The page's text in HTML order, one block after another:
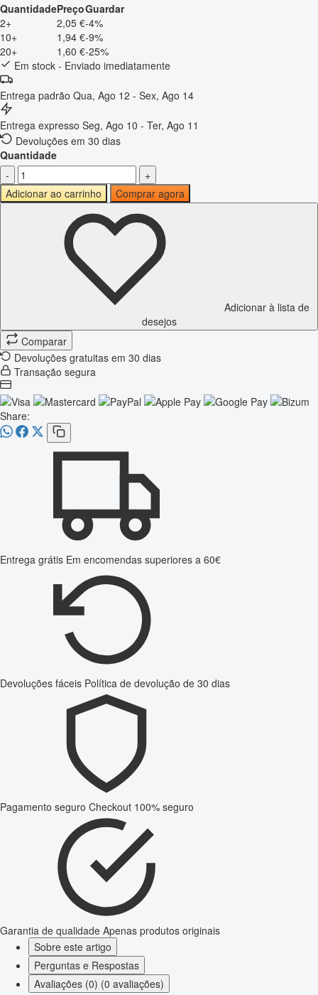
QuantidadePreçoGuardar
2+
2,05 €-4%
10+
1,94 €-9%
20+
1,60 €-25%
Em stock - Enviado imediatamente
Entrega padrão Qua, Ago 12 - Sex, Ago 14
Entrega expresso Seg, Ago 10 - Ter, Ago 11
Devoluções em 30 dias
Quantidade
-
+
Adicionar ao carrinho
Comprar agora
Adicionar à lista de
desejos
Comparar
Devoluções gratuitas em 30 dias
Transação segura
Share:
Entrega grátis Em encomendas superiores a 60€
Devoluções fáceis Política de devolução de 30 dias
Pagamento seguro Checkout 100% seguro
Garantia de qualidade Apenas produtos originais
Sobre este artigo
Perguntas e Respostas
Avaliações (0) (0 avaliações)